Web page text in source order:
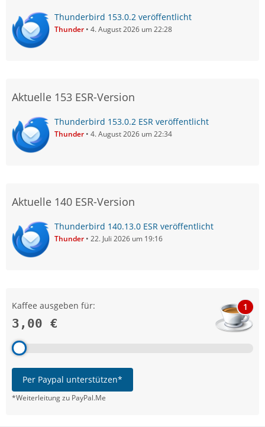
Thunderbird 153.0.2 veröffentlicht
Thunder 4. August 2026 um 22:28
Aktuelle 153 ESR-Version
Thunderbird 153.0.2 ESR veröffentlicht
Thunder 4. August 2026 um 22:34
Aktuelle 140 ESR-Version
Thunderbird 140.13.0 ESR veröffentlicht
Thunder 22. Juli 2026 um 19:16
Kaffee ausgeben für:
3,00 €
1
Per Paypal unterstützen*
*Weiterleitung zu PayPal.Me